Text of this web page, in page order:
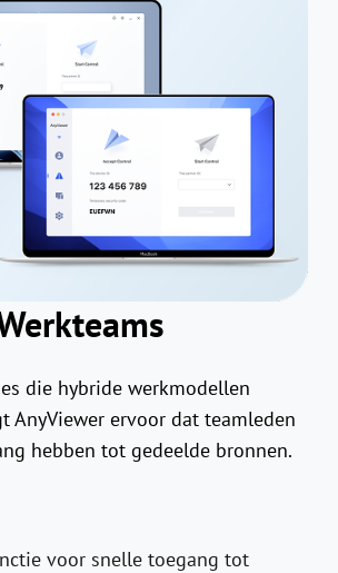
die hybride werkmodellen
AnyViewer ervoor dat teamleden
hebben tot gedeelde bronnen.
voor snelle toegang tot